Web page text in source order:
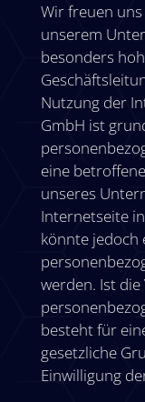
Wir freuen
unserem
besonders
Nutzung der
GmbH ist
eine
unseres
Internetseite
könnte jedoch
werden. Ist
besteht für
gesetzliche
Einwilligung